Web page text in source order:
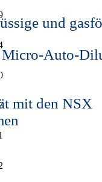
und
Micro-Auto-
mit den NSX